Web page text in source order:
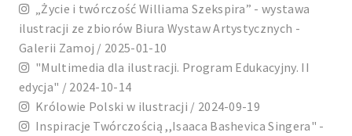
„Życie i twórczość Williama Szekspira” - wystawa
ilustracji ze zbiorów Biura Wystaw Artystycznych -
Galerii Zamoj / 2025-01-10
"Multimedia dla ilustracji. Program Edukacyjny. II
edycja" / 2024-10-14
Królowie Polski w ilustracji / 2024-09-19
Inspiracje Twórczością ,,Isaaca Bashevica Singera" -